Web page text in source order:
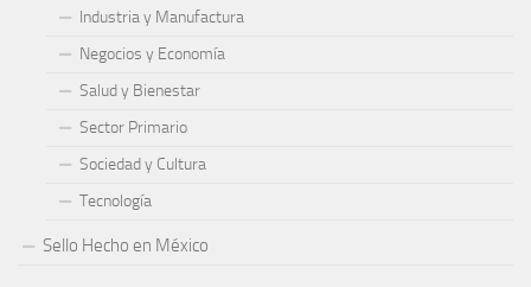
Industria y Manufactura
Negocios y Economía
Salud y Bienestar
Sector Primario
Sociedad y Cultura
Tecnología
Sello Hecho en México